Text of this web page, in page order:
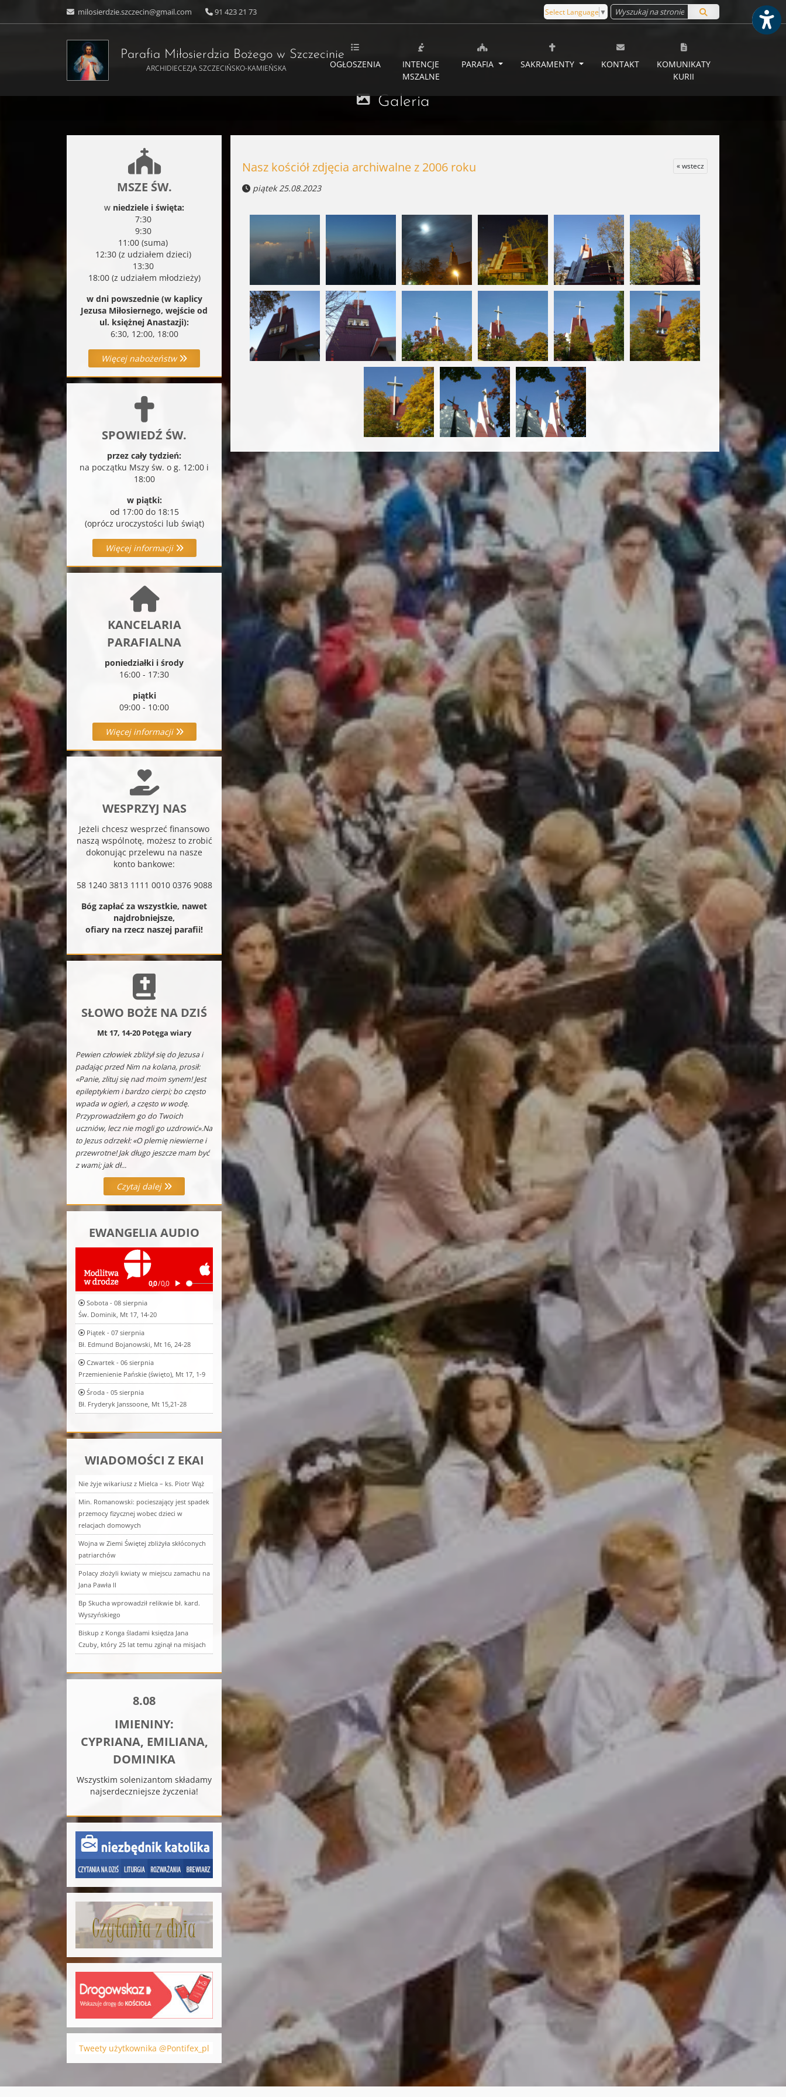
milosierdzie.szczecin@gmail.com 91 423 21 73 Select Language ▼
Parafia Miłosierdzia Bożegow Szczecinie
ARCHIDIECEZJA SZCZECIŃSKO-KAMIEŃSKA OGŁOSZENIA
INTENCJE
MSZALNE
PARAFIA SAKRAMENTY KONTAKT
KOMUNIKATY
KURII
Galeria
MSZE ŚW.
w niedziele i święta:
7:30
9:30
11:00 (suma)
12:30 (z udziałem dzieci)
13:30
18:00 (z udziałem młodzieży)
w dni powszednie (w kaplicy
Jezusa Miłosiernego, wejście od
ul. księżnej Anastazji):
6:30, 12:00, 18:00
Więcej nabożeństw
SPOWIEDŹ ŚW.
przez cały tydzień:
na początku Mszy św. o g. 12:00 i
18:00
w piątki:
od 17:00 do 18:15
(oprócz uroczystości lub świąt)
Więcej informacji
KANCELARIA
PARAFIALNA
poniedziałki i środy
16:00 - 17:30
piątki
09:00 - 10:00
Więcej informacji
WESPRZYJ NAS
Jeżeli chcesz wesprzeć finansowo
naszą wspólnotę, możesz to zrobić
dokonując przelewu na nasze
konto bankowe:
58 1240 3813 1111 0010 0376 9088
Bóg zapłać za wszystkie, nawet
najdrobniejsze,
ofiary na rzecz naszej parafii!
SŁOWO BOŻE NA DZIŚ
Mt 17, 14-20 Potęga wiary
Pewien człowiek zbliżył się do Jezusa i
padając przed Nim na kolana, prosił:
«Panie, zlituj się nad moim synem! Jest
epileptykiem i bardzo cierpi; bo często
wpada w ogień, a często w wodę.
Przyprowadziłem go do Twoich
uczniów, lecz nie mogli go uzdrowić».Na
to Jezus odrzekł: «O plemię niewierne i
przewrotne! Jak długo jeszcze mam być
z wami; jak dł...
Czytaj dalej
EWANGELIA AUDIO
Sobota - 08 sierpnia
Św. Dominik, Mt 17, 14-20
Piątek - 07 sierpnia
Bł. Edmund Bojanowski, Mt 16, 24-28
Czwartek - 06 sierpnia
Przemienienie Pańskie (święto), Mt 17, 1-9
Środa - 05 sierpnia
Bł. Fryderyk Janssoone, Mt 15,21-28
WIADOMOŚCI Z EKAI
Nie żyje wikariusz z Mielca – ks. Piotr Wąż
Min. Romanowski: pocieszający jest spadek
przemocy fizycznej wobec dzieci w
relacjach domowych
Wojna w Ziemi Świętej zbliżyła skłóconych
patriarchów
Polacy złożyli kwiaty w miejscu zamachu na
Jana Pawła II
Bp Skucha wprowadził relikwie bł. kard.
Wyszyńskiego
Biskup z Konga śladami księdza Jana
Czuby, który 25 lat temu zginął na misjach
8.08
IMIENINY:
CYPRIANA, EMILIANA,
DOMINIKA
Wszystkim solenizantom składamy
najserdeczniejsze życzenia!
Tweety użytkownika @Pontifex_pl
« wstecz
Nasz kościół zdjęcia archiwalne z 2006 roku
piątek 25.08.2023